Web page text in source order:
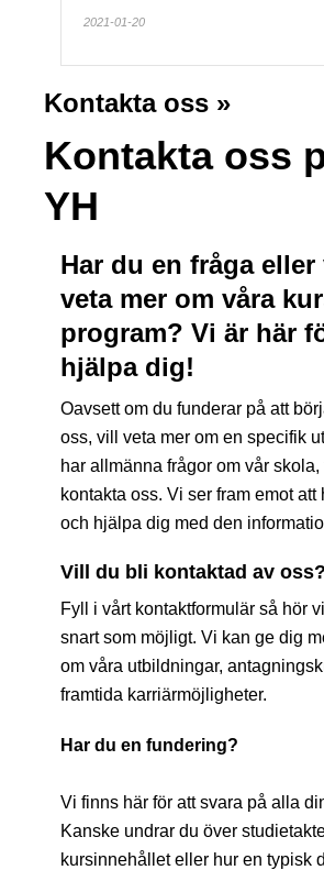
2021-01-20
Kontakta oss »
Kontakta oss
YH
Har du en fråga
veta mer om våra
program? Vi är här
hjälpa dig!
Oavsett om du funderar på att
oss, vill veta mer om en specifik
har allmänna frågor om vår
kontakta oss. Vi ser fram emot att
och hjälpa dig med den
Vill du bli kontaktad av oss?
Fyll i vårt kontaktformulär så hör
snart som möjligt. Vi kan ge dig
om våra utbildningar,
framtida karriärmöjligheter.
Har du en fundering?
Vi finns här för att svara på alla
Kanske undrar du över
kursinnehållet eller hur en typisk